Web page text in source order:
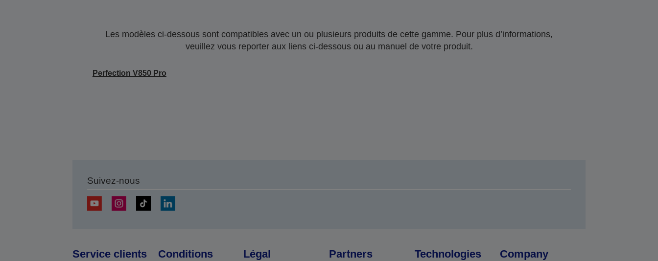
Les modèles ci-dessous sont compatibles avec un ou plusieurs produits de cette gamme. Pour plus d’informations,
veuillez vous reporter aux liens ci-dessous ou au manuel de votre produit.
Perfection V850 Pro
Suivez-nous
Service clients
Conditions
Légal Partners Technologies Company